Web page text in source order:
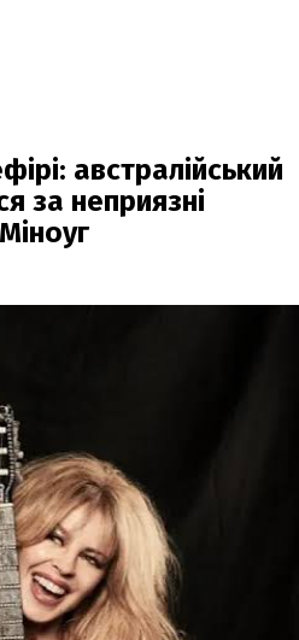
австралійський
за неприязні